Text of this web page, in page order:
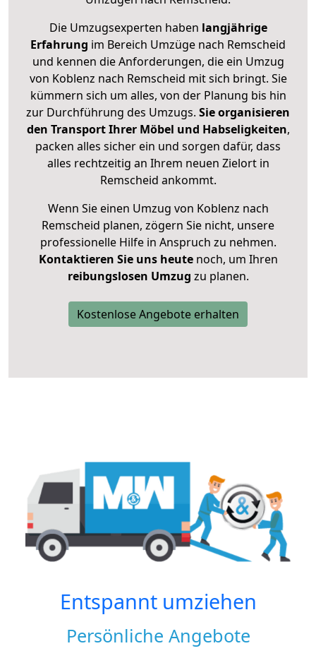
Die Umzugsexperten haben langjährige
Erfahrung im Bereich Umzüge nach Remscheid
und kennen die Anforderungen, die ein Umzug
von Koblenz nach Remscheid mit sich bringt. Sie
kümmern sich um alles, von der Planung bis hin
zur Durchführung des Umzugs. Sie organisieren
den Transport Ihrer Möbel und Habseligkeiten,
packen alles sicher ein und sorgen dafür, dass
alles rechtzeitig an Ihrem neuen Zielort in
Remscheid ankommt.
Wenn Sie einen Umzug von Koblenz nach
Remscheid planen, zögern Sie nicht, unsere
professionelle Hilfe in Anspruch zu nehmen.
Kontaktieren Sie uns heutenoch, um Ihren
reibungslosen Umzug zu planen.
Kostenlose Angebote erhalten
Entspannt umziehen
Persönliche Angebote